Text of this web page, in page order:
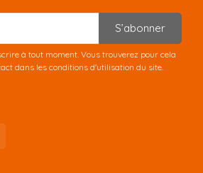
S’abonner
à tout moment. Vous trouverez pour cela
dans les conditions d'utilisation du site.